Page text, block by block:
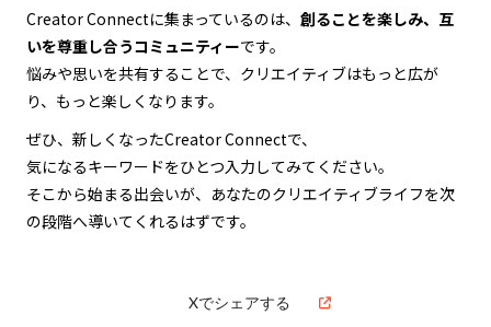
Creator Connectに集まっているのは、 創ることを楽しみ、互
いを尊重し合うコミュニティーです。
悩みや思いを共有することで、クリエイティブはもっと広が
り、もっと楽しくなります。
ぜひ、新しくなったCreator Connectで、
気になるキーワードをひとつ入力してみてください。
そこから始まる出会いが、あなたのクリエイティブライフを次
の段階へ導いてくれるはずです。
Xでシェアする